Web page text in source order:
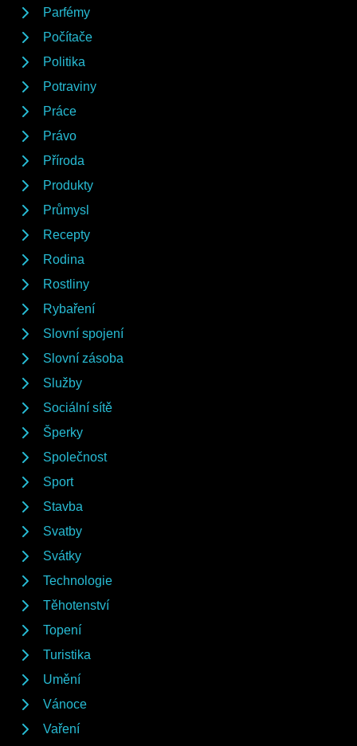
Parfémy
Počítače
Politika
Potraviny
Práce
Právo
Příroda
Produkty
Průmysl
Recepty
Rodina
Rostliny
Rybaření
Slovní spojení
Slovní zásoba
Služby
Sociální sítě
Šperky
Společnost
Sport
Stavba
Svatby
Svátky
Technologie
Těhotenství
Topení
Turistika
Umění
Vánoce
Vaření